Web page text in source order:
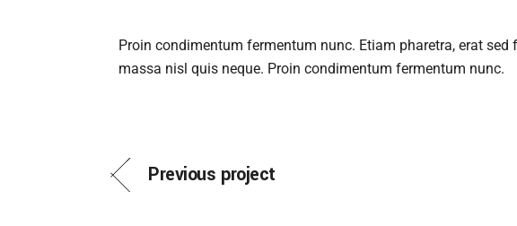
Proin condimentum fermentum nunc. Etiam pharetra, erat
massa nisl quis neque. Proin condimentum fermentum nunc.
Previous project